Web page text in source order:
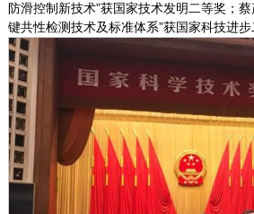
防滑控制新技术”获国家技术发明二等奖；
键共性检测技术及标准体系”获国家科技进步